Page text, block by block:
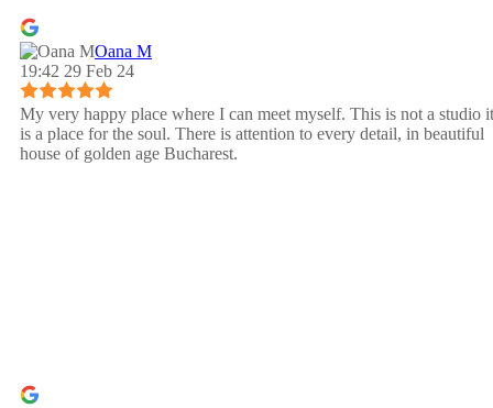
Oana M
19:42 29 Feb 24
My very happy place where I can meet myself. This is not a studio it
is a place for the soul. There is attention to every detail, in beautiful
house of golden age Bucharest.